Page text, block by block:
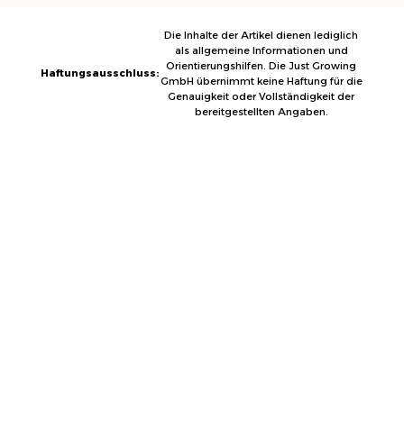
Haftungsausschluss:
Die Inhalte der Artikel dienen lediglich
als allgemeine Informationen und
Orientierungshilfen. Die Just Growing
GmbH übernimmt keine Haftung für die
Genauigkeit oder Vollständigkeit der
bereitgestellten Angaben.